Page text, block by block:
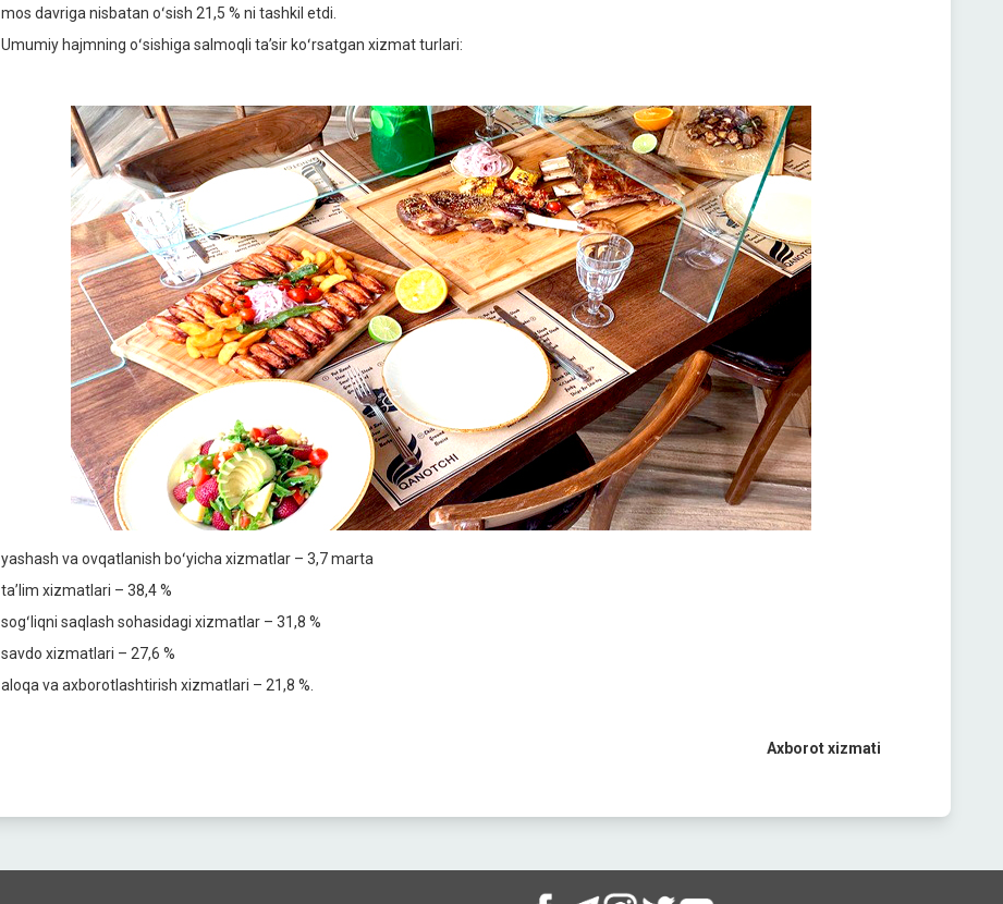
mos davriga nisbatan oʻsish 21,5 % ni tashkil etdi.
Umumiy hajmning oʻsishiga salmoqli taʼsir koʻrsatgan xizmat turlari:
yashash va ovqatlanish boʻyicha xizmatlar – 3,7 marta
taʼlim xizmatlari – 38,4 %
sogʻliqni saqlash sohasidagi xizmatlar – 31,8 %
savdo xizmatlari – 27,6 %
aloqa va axborotlashtirish xizmatlari – 21,8 %.
Axborot xizmati